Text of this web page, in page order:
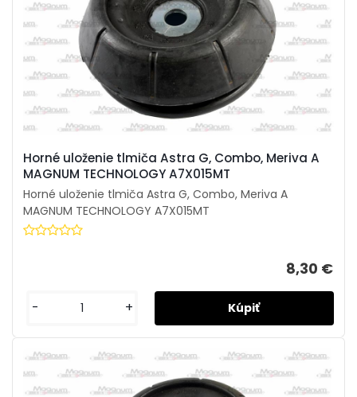
Horné uloženie tlmiča Astra G, Combo, Meriva A
MAGNUM TECHNOLOGY A7X015MT
Horné uloženie tlmiča Astra G, Combo, Meriva A
MAGNUM TECHNOLOGY A7X015MT
8,30 €
- +